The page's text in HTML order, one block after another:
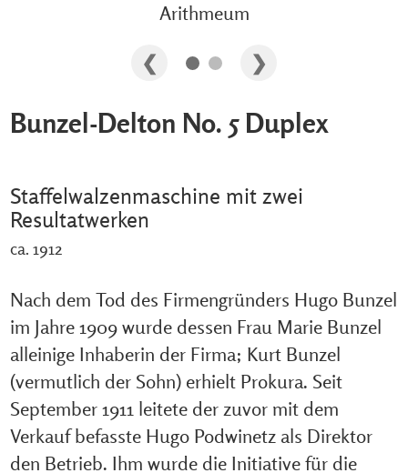
Arithmeum
Bunzel-Delton No. 5 Duplex
Staffelwalzenmaschine mit zwei
Resultatwerken
ca. 1912
Nach dem Tod des Firmengründers Hugo Bunzel
im Jahre 1909 wurde dessen Frau Marie Bunzel
alleinige Inhaberin der Firma; Kurt Bunzel
(vermutlich der Sohn) erhielt Prokura. Seit
September 1911 leitete der zuvor mit dem
Verkauf befasste Hugo Podwinetz als Direktor
den Betrieb. Ihm wurde die Initiative für die